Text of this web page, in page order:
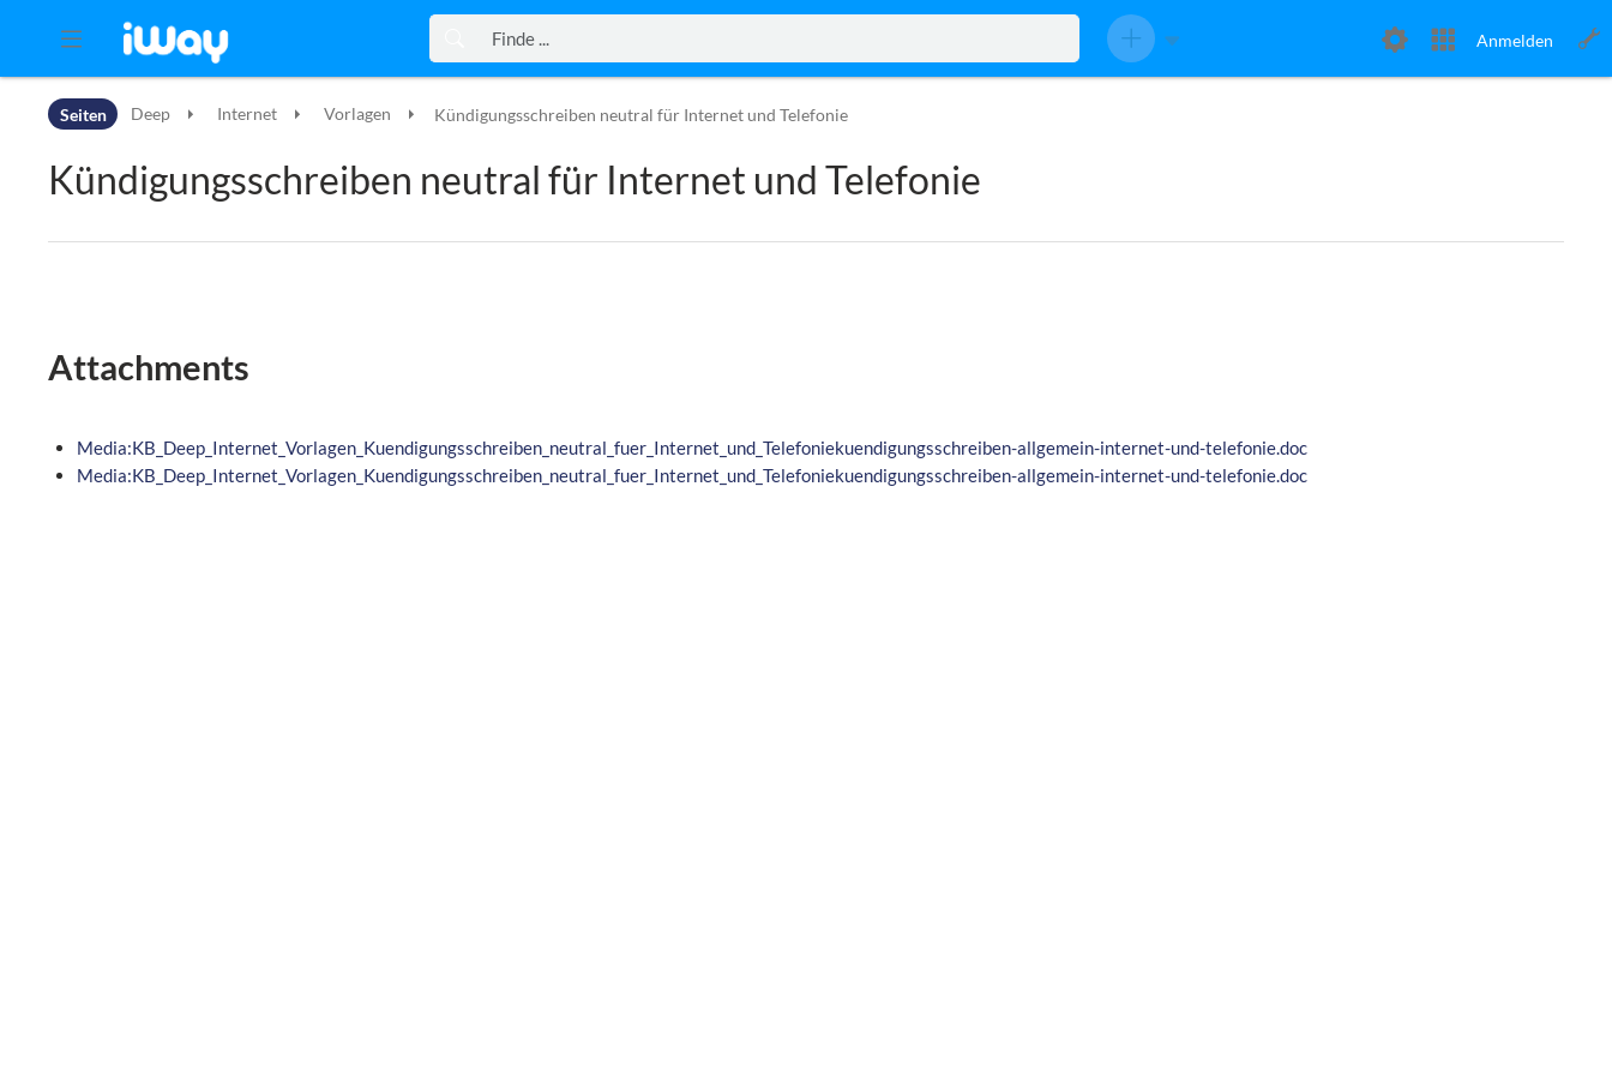
Zur Hauptnavigation
Zum Arbeitsbereich
Anmelden
Seiten Deep Internet Vorlagen Kündigungsschreiben neutral für Internet und Telefonie
Kündigungsschreiben neutral für Internet und Telefonie
Attachments
Media:KB_Deep_Internet_Vorlagen_Kuendigungsschreiben_neutral_fuer_Internet_und_Telefoniekuendigungsschreiben-allgemein-internet-und-telefonie.doc
Media:KB_Deep_Internet_Vorlagen_Kuendigungsschreiben_neutral_fuer_Internet_und_Telefoniekuendigungsschreiben-allgemein-internet-und-telefonie.doc